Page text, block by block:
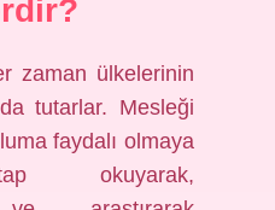
zaman ülkelerinin
tutarlar. Mesleği
faydalı olmaya
okuyarak,